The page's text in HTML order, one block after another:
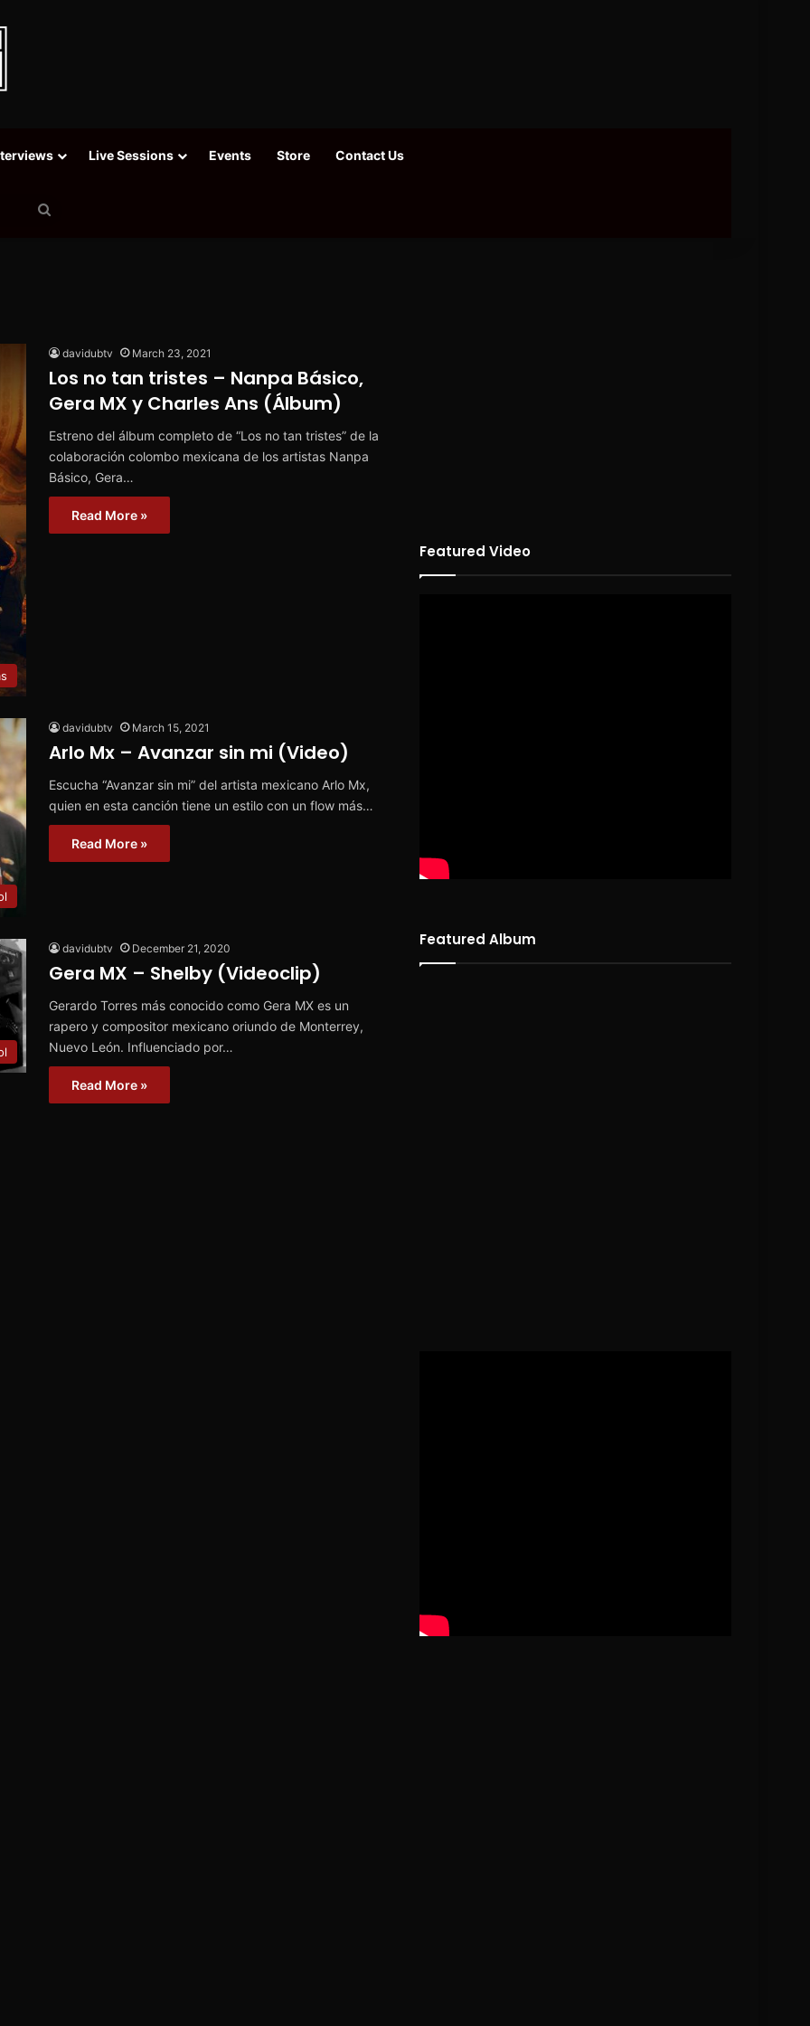
Live Sessions Events Store Contact Us
davidubtv March 23, 2021
Los no tan tristes – Nanpa Básico,
Gera MX y Charles Ans (Álbum)
Estreno del álbum completo de “Los no tan tristes” de la
colaboración colombo mexicana de los artistas Nanpa
Básico, Gera…
Read More »
davidubtv March 15, 2021
Arlo Mx – Avanzar sin mi (Video)
Escucha “Avanzar sin mi” del artista mexicano Arlo Mx,
quien en esta canción tiene un estilo con un flow más…
Read More »
davidubtv December 21, 2020
Gera MX – Shelby (Videoclip)
Gerardo Torres más conocido como Gera MX es un
rapero y compositor mexicano oriundo de Monterrey,
Nuevo León. Influenciado por…
Read More »
Featured Video
Featured Album